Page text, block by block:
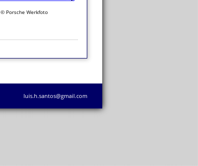
© Porsche Werkfoto
luis.h.santos@gmail.com